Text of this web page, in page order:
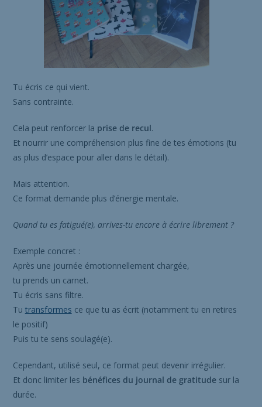
Tu écris ce qui vient.
Sans contrainte.
Cela peut renforcer la prise de recul.
Et nourrir une compréhension plus fine de tes émotions (tu
as plus d’espace pour aller dans le détail).
Mais attention.
Ce format demande plus d’énergie mentale.
Quand tu es fatigué(e), arrives-tu encore à écrire librement ?
Exemple concret :
Après une journée émotionnellement chargée,
tu prends un carnet.
Tu écris sans filtre.
Tu transformes ce que tu as écrit (notamment tu en retires
le positif)
Puis tu te sens soulagé(e).
Cependant, utilisé seul, ce format peut devenir irrégulier.
Et donc limiter les bénéfices du journal de gratitudesur la
durée.